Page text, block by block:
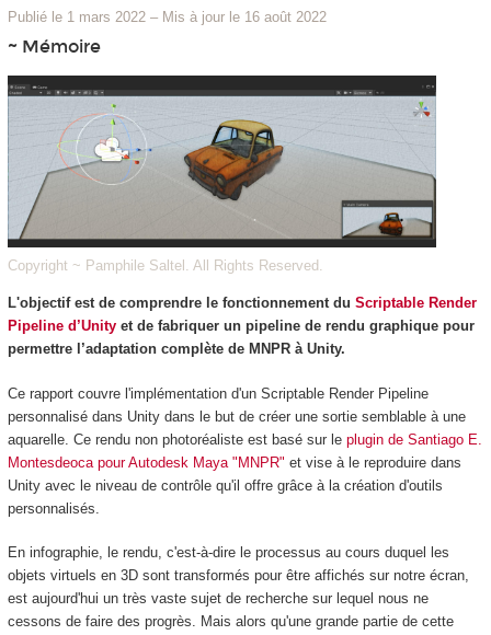
Publié le 1 mars 2022 – Mis à jour le 16 août 2022
~ Mémoire
Copyright ~ Pamphile Saltel. All Rights Reserved.
L'objectif est de comprendre le fonctionnement du Scriptable Render
Pipeline d’Unityet de fabriquer un pipeline de rendu graphique pour
permettre l’adaptation complète de MNPR à Unity.
Ce rapport couvre l'implémentation d'un Scriptable Render Pipeline
personnalisé dans Unity dans le but de créer une sortie semblable à une
aquarelle. Ce rendu non photoréaliste est basé sur le plugin de Santiago E.
Montesdeoca pour Autodesk Maya "MNPR" et vise à le reproduire dans
Unity avec le niveau de contrôle qu'il offre grâce à la création d'outils
personnalisés.
En infographie, le rendu, c'est-à-dire le processus au cours duquel les
objets virtuels en 3D sont transformés pour être affichés sur notre écran,
est aujourd'hui un très vaste sujet de recherche sur lequel nous ne
cessons de faire des progrès. Mais alors qu'une grande partie de cette